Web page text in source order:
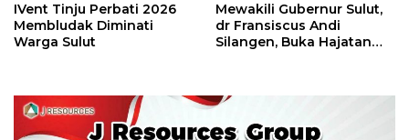
IVent Tinju Perbati 2026
Membludak Diminati
Warga Sulut
Mewakili Gubernur Sulut,
dr Fransiscus Andi
Silangen, Buka Hajatan